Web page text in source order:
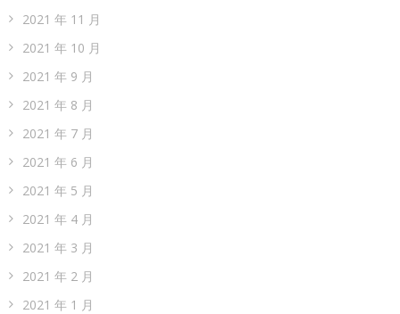
2021 年 11 月
2021 年 10 月
2021 年 9 月
2021 年 8 月
2021 年 7 月
2021 年 6 月
2021 年 5 月
2021 年 4 月
2021 年 3 月
2021 年 2 月
2021 年 1 月